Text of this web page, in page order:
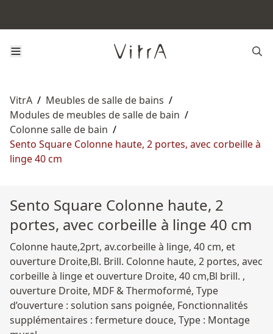
VitrA / Meubles de salle de bains /
Modules de meubles de salle de bain /
Colonne salle de bain /
Sento Square Colonne haute, 2 portes, avec corbeille à
linge 40 cm
Sento Square Colonne haute, 2
portes, avec corbeille à linge 40 cm
Colonne haute,2prt, av.corbeille à linge, 40 cm, et
ouverture Droite,Bl. Brill. Colonne haute, 2 portes, avec
corbeille à linge et ouverture Droite, 40 cm,Bl brill. ,
ouverture Droite, MDF & Thermoformé, Type
d’ouverture : solution sans poignée, Fonctionnalités
supplémentaires : fermeture douce, Type : Montage